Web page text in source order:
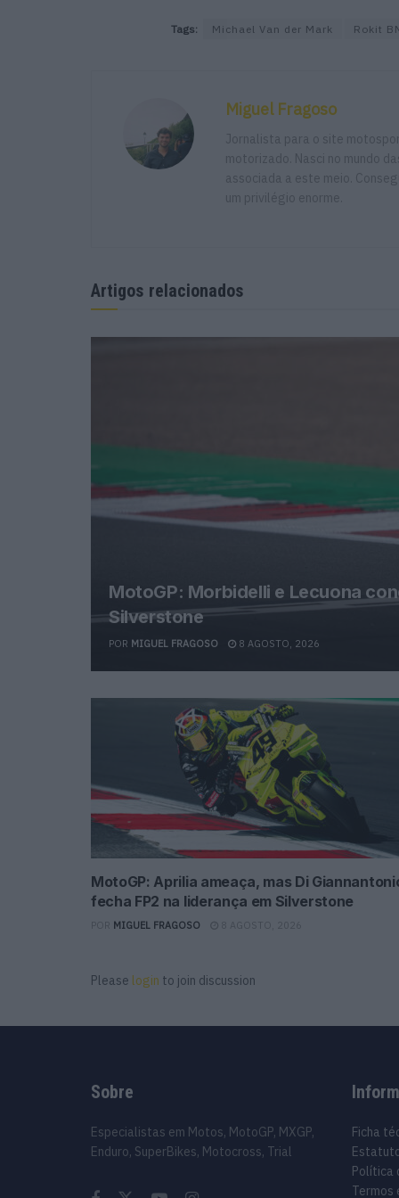
Tags: Michael Van der Mark Rokit
Miguel Fragoso
Jornalista para o site
motorizado. Nasci no mundo
associada a este meio.
um privilégio enorme.
Artigos relacionados
MotoGP: Morbidelli e Lecuona
Silverstone
POR MIGUEL FRAGOSO 8 AGOSTO, 2026
MotoGP: Aprilia ameaça, mas Di
fecha FP2 na liderança em Silverstone
MIGUEL FRAGOSO 8 AGOSTO, 2026
Please login to join discussion
Sobre
Especialistas em Motos, MotoGP, MXGP,
Enduro, SuperBikes, Motocross, Trial
Ficha
Política
Termos